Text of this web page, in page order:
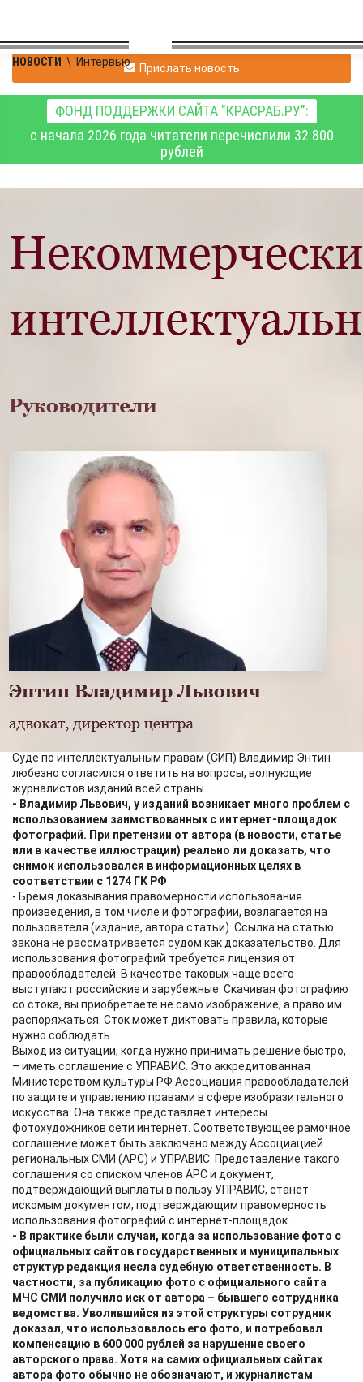
НОВОСТИ \ Интервью Прислать новость
ФОНД ПОДДЕРЖКИ САЙТА "КРАСРАБ.РУ":
с начала 2026 года читатели перечислили 32 800
рублей
миллион рублей за
фото, взятое из
Интервью
Времена, когда можно было спокойно проиллюстрировать
газетный материал найденным на просторах интернета
фото, прошли. Сегодня за публикацию такого снимка можно
получить судебный иск и заплатить солидную сумму денег
неизвестно откуда объявившемуся автору или
действующему от его имени доверителю. В России уже
появились юридические компании, специализирующиеся на
судятся со СМИ и… выигрывают.
юрист, директор Центра правовой защиты интеллектуальной
Суде по интеллектуальным правам (СИП) Владимир Энтин
любезно согласился ответить на вопросы, волнующие
журналистов изданий всей страны.
- Владимир Львович, у изданий возникает много проблем с
использованием заимствованных с интернет-площадок
фотографий. При претензии от автора (в новости, статье
или в качестве иллюстрации) реально ли доказать, что
снимок использовался в информационных целях в
соответствии с 1274 ГК РФ
- Бремя доказывания правомерности использования
произведения, в том числе и фотографии, возлагается на
пользователя (издание, автора статьи). Ссылка на статью
закона не рассматривается судом как доказательство. Для
использования фотографий требуется лицензия от
правообладателей. В качестве таковых чаще всего
выступают российские и зарубежные. Скачивая фотографию
со стока, вы приобретаете не само изображение, а право им
распоряжаться. Сток может диктовать правила, которые
нужно соблюдать.
Выход из ситуации, когда нужно принимать решение быстро,
– иметь соглашение с УПРАВИС. Это аккредитованная
Министерством культуры РФ Ассоциация правообладателей
по защите и управлению правами в сфере изобразительного
искусства. Она также представляет интересы
фотохудожников сети интернет. Соответствующее рамочное
соглашение может быть заключено между Ассоциацией
региональных СМИ (АРС) и УПРАВИС. Представление такого
соглашения со списком членов АРС и документ,
подтверждающий выплаты в пользу УПРАВИС, станет
искомым документом, подтверждающим правомерность
использования фотографий с интернет-площадок.
- В практике были случаи, когда за использование фото с
официальных сайтов государственных и муниципальных
структур редакция несла судебную ответственность. В
частности, за публикацию фото с официального сайта
МЧС СМИ получило иск от автора – бывшего сотрудника
ведомства. Уволившийся из этой структуры сотрудник
доказал, что использовалось его фото, и потребовал
компенсацию в 600 000 рублей за нарушение своего
авторского права. Хотя на самих официальных сайтах
автора фото обычно не обозначают, и журналистам